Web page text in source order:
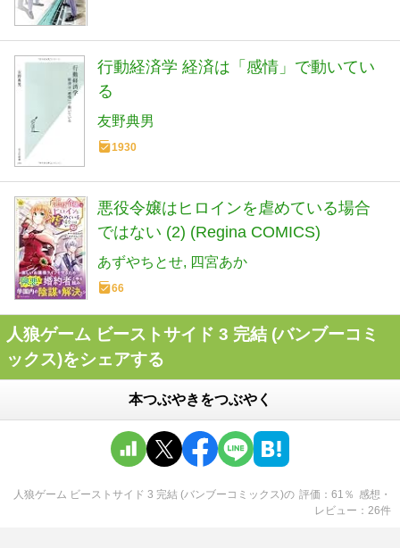
行動経済学 経済は「感情」で動いてい
る
友野典男
1930
悪役令嬢はヒロインを虐めている場合
ではない (2) (Regina COMICS)
あずやちとせ 四宮あか
66
人狼ゲーム ビーストサイド 3 完結 (バンブーコミ
ックス)をシェアする
本つぶやきをつぶやく
人狼ゲーム ビーストサイド 3 完結 (バンブーコミックス)の 評価 61 ％ 感想・
レビュー
26件